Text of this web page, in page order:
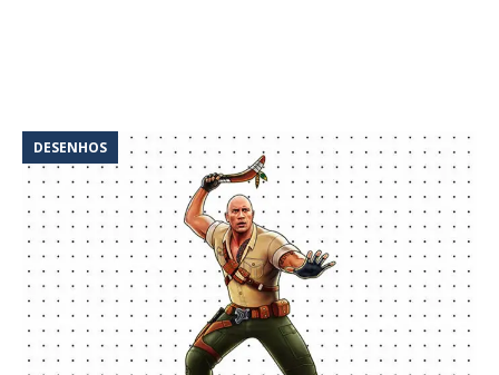
DESENHOS